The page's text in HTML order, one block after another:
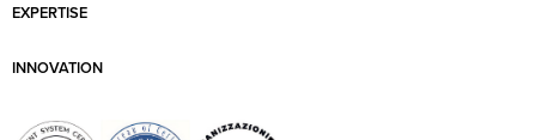
EXPERTISE
INNOVATION